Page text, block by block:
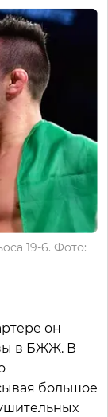
19-6. Фото:
он
в БЖЖ. В
большое